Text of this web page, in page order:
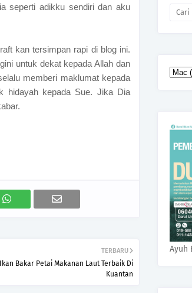
seperti adikku sendiri dan aku
kan tersimpan rapi di blog ini.
untuk dekat kepada Allah dan
memberi maklumat kepada
hidayah kepada Sue. Jika Dia
TERBARU
Bakar Petai Makanan Laut Terbaik Di
Kuantan
Ayuh